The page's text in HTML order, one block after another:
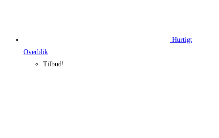
Hurtigt
Overblik
Tilbud!